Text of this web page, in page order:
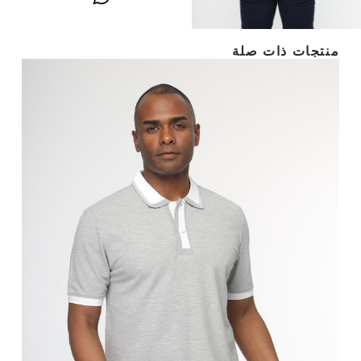
منتجات ذات صلة